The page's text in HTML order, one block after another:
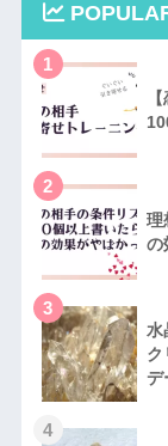
1
2
理
の
3
水
ク
デ
4